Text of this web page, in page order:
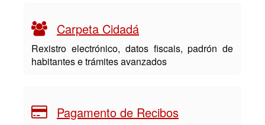
Carpeta Cidadá
Rexistro electrónico, datos fiscais, padrón de
habitantes e trámites avanzados
Pagamento de Recibos